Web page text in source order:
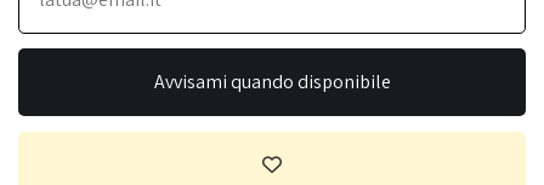
Avvisami quando disponibile